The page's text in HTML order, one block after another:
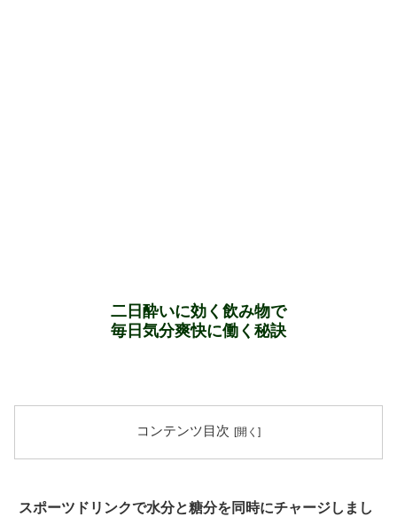
二日酔いに効く飲み物で
毎日気分爽快に働く秘訣
コンテンツ目次
スポーツドリンクで水分と糖分を同時にチャージしまし